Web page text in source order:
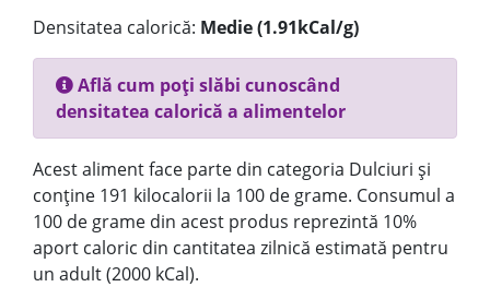
Densitatea calorică: Medie (1.91kCal/g)
Află cum poți slăbi cunoscând
densitatea calorică a alimentelor
Acest aliment face parte din categoria Dulciuri și
conține 191 kilocalorii la 100 de grame. Consumul a
100 de grame din acest produs reprezintă 10%
aport caloric din cantitatea zilnică estimată pentru
un adult (2000 kCal).